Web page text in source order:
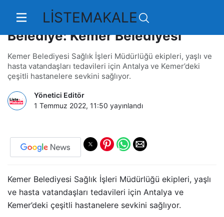
LİSTEMAKALE
Halkın Sağlığını Önemseyen
Belediye: Kemer Belediyesi
Kemer Belediyesi Sağlık İşleri Müdürlüğü ekipleri, yaşlı ve
hasta vatandaşları tedavileri için Antalya ve Kemer’deki
çeşitli hastanelere sevkini sağlıyor.
Yönetici Editör
1 Temmuz 2022, 11:50 yayınlandı
Kemer Belediyesi Sağlık İşleri Müdürlüğü ekipleri, yaşlı
ve hasta vatandaşları tedavileri için Antalya ve
Kemer’deki çeşitli hastanelere sevkini sağlıyor.